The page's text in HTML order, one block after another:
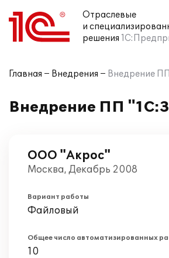
Отраслевые
и
решения
Главная Внедрения Внедрение
Внедрение ПП
ООО "Акрос"
Москва, Декабрь 2008
Вариант работы
Файловый
Общее число автоматизированных
10